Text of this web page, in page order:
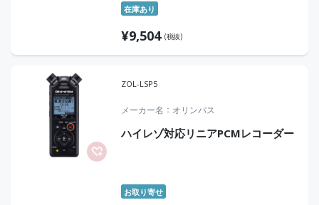
在庫あり
¥9,504 (税抜)
ZOL-LSP5
メーカー名 オリンパス
ハイレゾ対応リニアPCMレコーダー
お取り寄せ